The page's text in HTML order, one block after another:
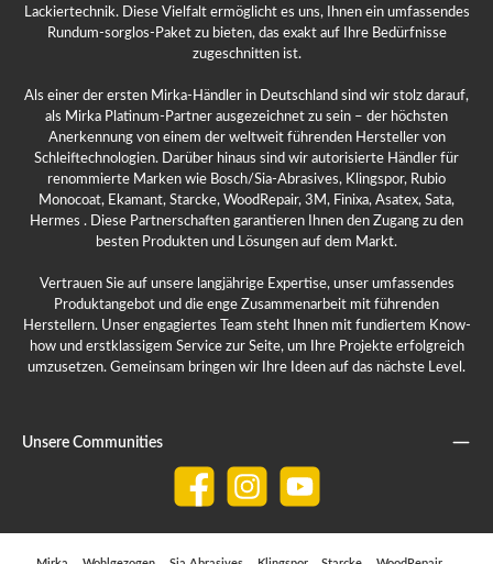
Lackiertechnik. Diese Vielfalt ermöglicht es uns, Ihnen ein umfassendes
Rundum-sorglos-Paket zu bieten, das exakt auf Ihre Bedürfnisse
zugeschnitten ist.
Als einer der ersten Mirka-Händler in Deutschland sind wir stolz darauf,
als Mirka Platinum-Partner ausgezeichnet zu sein – der höchsten
Anerkennung von einem der weltweit führenden Hersteller von
Schleiftechnologien. Darüber hinaus sind wir autorisierte Händler für
renommierte Marken wie Bosch/Sia-Abrasives, Klingspor, Rubio
Monocoat, Ekamant, Starcke, WoodRepair, 3M, Finixa, Asatex, Sata,
Hermes . Diese Partnerschaften garantieren Ihnen den Zugang zu den
besten Produkten und Lösungen auf dem Markt.
Vertrauen Sie auf unsere langjährige Expertise, unser umfassendes
Produktangebot und die enge Zusammenarbeit mit führenden
Herstellern. Unser engagiertes Team steht Ihnen mit fundiertem Know-
how und erstklassigem Service zur Seite, um Ihre Projekte erfolgreich
umzusetzen. Gemeinsam bringen wir Ihre Ideen auf das nächste Level.
Unsere Communities
Facebook Instagram YouTube